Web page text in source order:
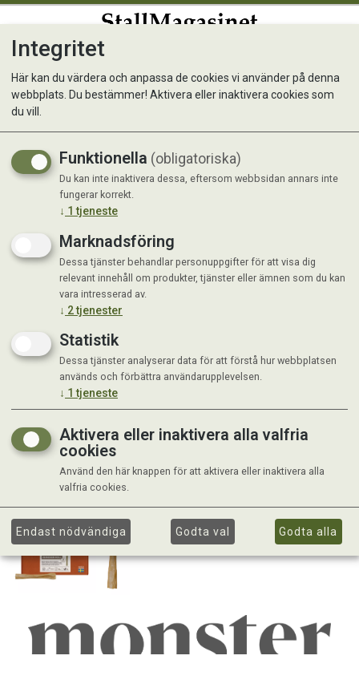
Monster Raw Reindeer Roll S
Integritet
Här kan du värdera och anpassa de cookies vi använder på denna
webbplats. Du bestämmer! Aktivera eller inaktivera cookies som
du vill.
Funktionella (obligatoriska)
Du kan inte inaktivera dessa, eftersom webbsidan annars inte
fungerar korrekt.
↓ 1 tjeneste
Marknadsföring
Dessa tjänster behandlar personuppgifter för att visa dig
relevant innehåll om produkter, tjänster eller ämnen som du kan
vara intresserad av.
↓ 2tjenester
Statistik
Dessa tjänster analyserar data för att förstå hur webbplatsen
används och förbättra användarupplevelsen.
↓ 1 tjeneste
Aktivera eller inaktivera alla valfria
cookies
Använd den här knappen för att aktivera eller inaktivera alla
valfria cookies.
Endast nödvändiga Godta val Godta alla